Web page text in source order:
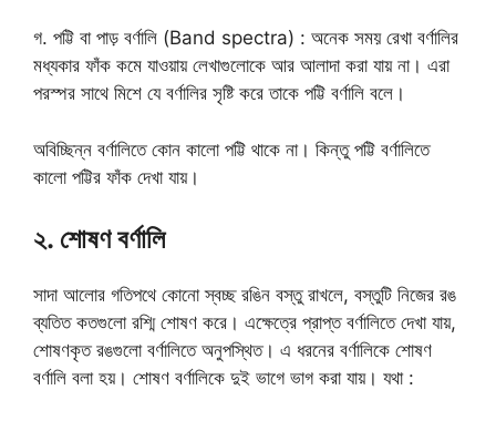
গ. পট্টি বা পাড় বর্ণালি (Band spectra) : অনেক সময় রেখা বর্ণালির
মধ্যকার ফাঁক কমে যাওয়ায় লেখাগুলোকে আর আলাদা করা যায় না। এরা
পরস্পর সাথে মিশে যে বর্ণালির সৃষ্টি করে তাকে পট্টি বর্ণালি বলে।
অবিচ্ছিন্ন বর্ণালিতে কোন কালো পট্টি থাকে না। কিন্তু পট্টি বর্ণালিতে
কালো পট্টির ফাঁক দেখা যায়।
২. শোষণ বর্ণালি
সাদা আলোর গতিপথে কোনো স্বচ্ছ রঙিন বস্তু রাখলে, বস্তুটি নিজের রঙ
ব্যতিত কতগুলো রশ্মি শোষণ করে। এক্ষেত্রে প্রাপ্ত বর্ণালিতে দেখা যায়,
শোষণকৃত রঙগুলো বর্ণালিতে অনুপস্থিত। এ ধরনের বর্ণালিকে শোষণ
বর্ণালি বলা হয়। শোষণ বর্ণালিকে দুই ভাগে ভাগ করা যায়। যথা :